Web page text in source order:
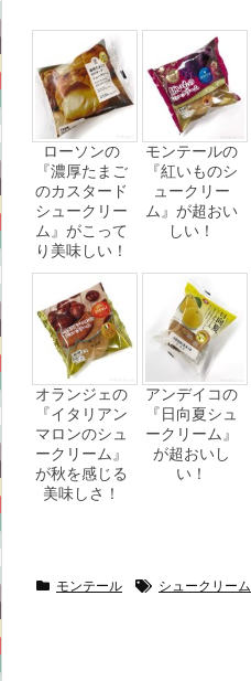
ローソンの
『濃厚たまご
のカスタード
シュークリー
ム』がこって
り美味しい！
モンテールの
『紅いものシ
ュークリー
ム』が超おい
しい！
オランジェの
『イタリアン
マロンのシュ
ークリーム』
が秋を感じる
美味しさ！
アンデイコの
『日向夏シュ
ークリーム』
が超おいし
い！
モンテール シュークリーム